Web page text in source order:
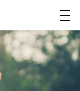
メ
ュ
ー